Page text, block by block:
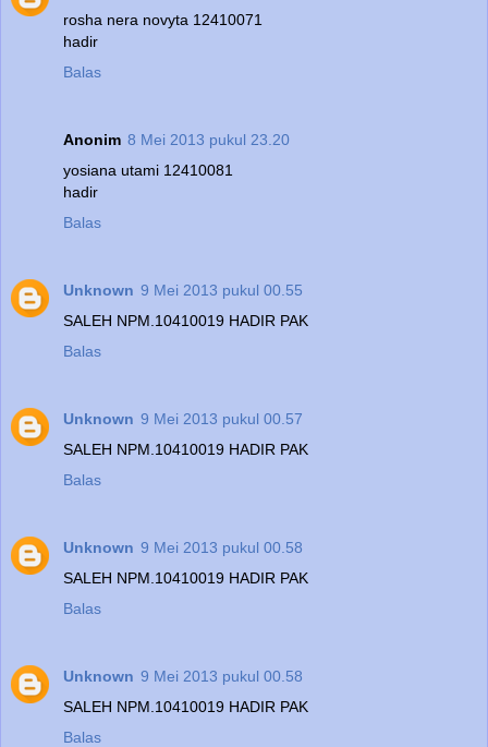
rosha nera novyta 12410071
hadir
Balas
Anonim 8 Mei 2013 pukul 23.20
yosiana utami 12410081
hadir
Balas
Unknown 9 Mei 2013 pukul 00.55
SALEH NPM.10410019 HADIR PAK
Balas
Unknown 9 Mei 2013 pukul 00.57
SALEH NPM.10410019 HADIR PAK
Balas
Unknown 9 Mei 2013 pukul 00.58
SALEH NPM.10410019 HADIR PAK
Balas
Unknown 9 Mei 2013 pukul 00.58
SALEH NPM.10410019 HADIR PAK
Balas